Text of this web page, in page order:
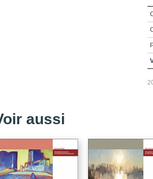
aussi